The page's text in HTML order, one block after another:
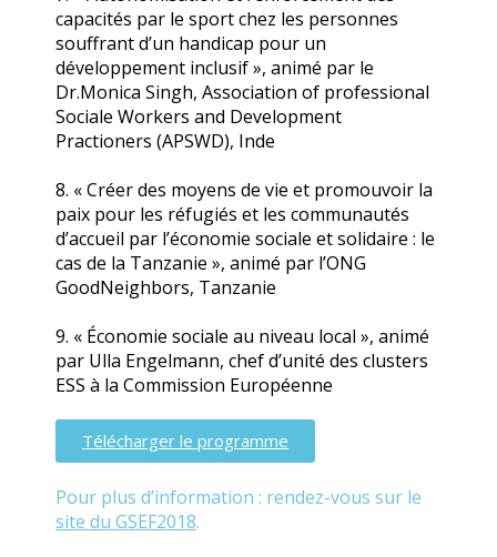
capacités par le sport chez les personnes
souffrant d’un handicap pour un
développement inclusif », animé par le
Dr.Monica Singh, Association of professional
Sociale Workers and Development
Practioners (APSWD), Inde
8. « Créer des moyens de vie et promouvoir la
paix pour les réfugiés et les communautés
d’accueil par l’économie sociale et solidaire : le
cas de la Tanzanie », animé par l’ONG
GoodNeighbors, Tanzanie
9. « Économie sociale au niveau local », animé
par Ulla Engelmann, chef d’unité des clusters
ESS à la Commission Européenne
Télécharger le programme
Pour plus d’information : rendez-vous sur le
site du GSEF2018.